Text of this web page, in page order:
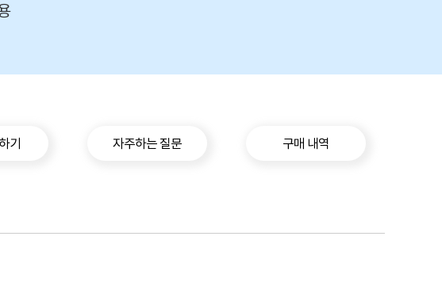
기 자주하는 질문 구매 내역